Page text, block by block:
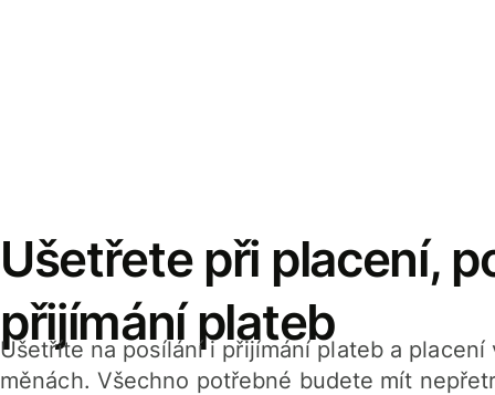
Ušetřete při placení,
přijímání plateb
Ušetříte na posílání i přijímání plateb a
měnách. Všechno potřebné budete mít